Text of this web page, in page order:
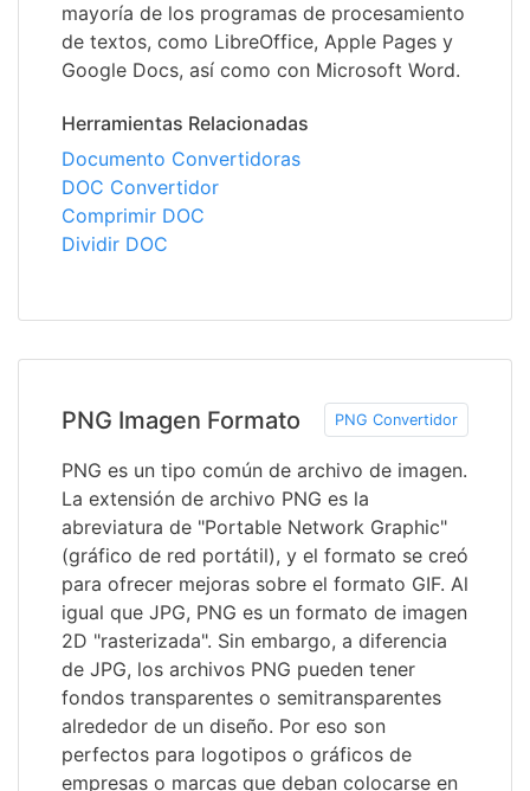
mayoría de los programas de procesamiento
de textos, como LibreOffice, Apple Pages y
Google Docs, así como con Microsoft Word.
Herramientas Relacionadas
Documento Convertidoras
DOC Convertidor
Comprimir DOC
Dividir DOC
PNG Imagen Formato PNG Convertidor
PNG es un tipo común de archivo de imagen.
La extensión de archivo PNG es la
abreviatura de "Portable Network Graphic"
(gráfico de red portátil), y el formato se creó
para ofrecer mejoras sobre el formato GIF. Al
igual que JPG, PNG es un formato de imagen
2D "rasterizada". Sin embargo, a diferencia
de JPG, los archivos PNG pueden tener
fondos transparentes o semitransparentes
alrededor de un diseño. Por eso son
perfectos para logotipos o gráficos de
empresas o marcas que deban colocarse en